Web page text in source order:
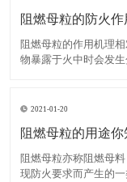
阻燃母粒的防火
阻燃母粒的作用机理
物暴露于火中时会发
了燃烧速度，直到火
2021-01-20
阻燃母粒的用途
阻燃母粒亦称阻燃母
现防火要求而产生的